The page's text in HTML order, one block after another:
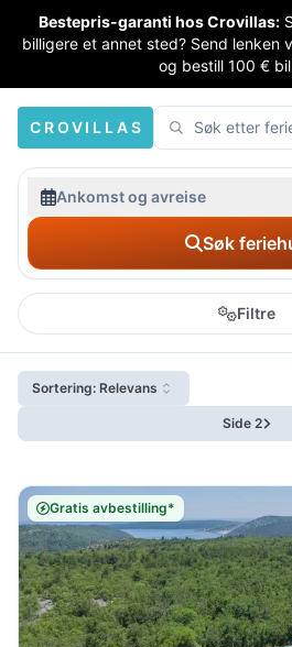
Bestepris-garanti hos Crovillas:
billigere et annet sted? Send lenken
og bestill 100 €
CROVILLAS
Ankomst og avreise
Søk
Filtre
Sortering: Relevans
Side 2
Gratis avbestilling*